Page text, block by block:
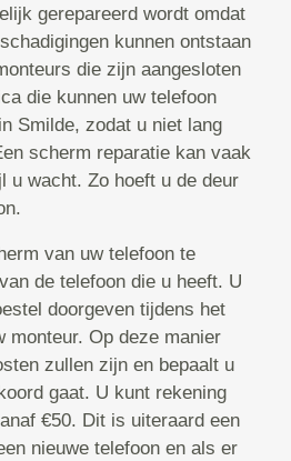
gerepareerd wordt omdat
kunnen ontstaan
die zijn aangesloten
die kunnen uw telefoon
Smilde, zodat u niet lang
scherm reparatie kan vaak
u wacht. Zo hoeft u de deur
van uw telefoon te
de telefoon die u heeft. U
doorgeven tijdens het
monteur. Op deze manier
zullen zijn en bepaalt u
gaat. U kunt rekening
€50. Dit is uiteraard een
nieuwe telefoon en als er